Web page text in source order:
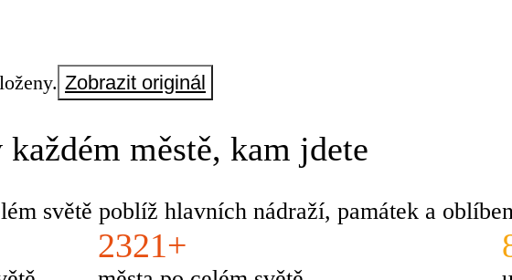
Zobrazit originál
městě, kam jdete
světě poblíž hlavních nádraží, památek a
2321+